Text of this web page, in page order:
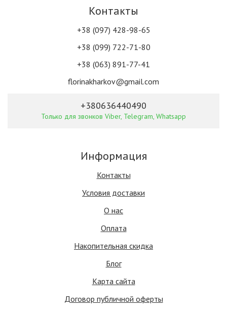
Контакты
+38 (097) 428-98-65
+38 (099) 722-71-80
+38 (063) 891-77-41
florinakharkov@gmail.com
+380636440490
Только для звонков Viber, Telegram, Whatsapp
Информация
Контакты
Условия доставки
О нас
Оплата
Накопительная скидка
Блог
Карта сайта
Договор публичной оферты